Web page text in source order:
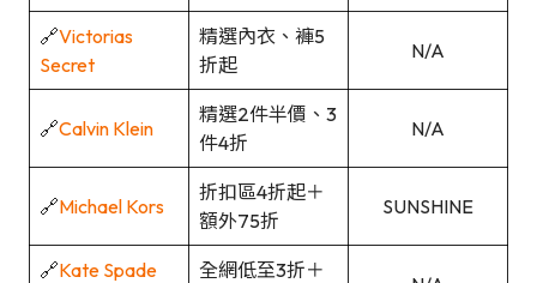
🔗Victorias
Secret
精選內衣、褲5
折起
N/A
🔗Calvin Klein
精選2件半價、3
件4折
N/A
🔗Michael Kors
折扣區4折起＋
額外75折
SUNSHINE
🔗Kate Spade
全網低至3折＋